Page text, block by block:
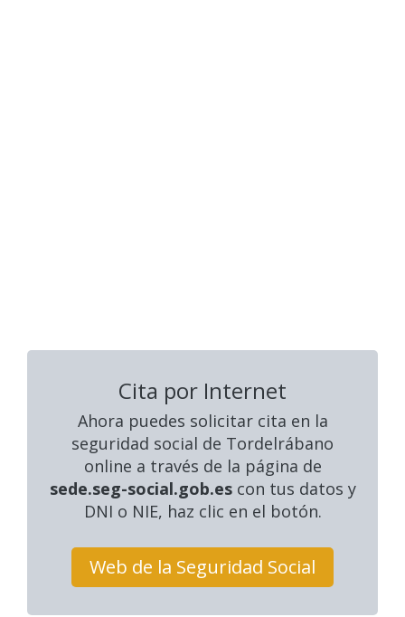
Cita por Internet
Ahora puedes solicitar cita en la
seguridad social de Tordelrábano
online a través de la página de
sede.seg-social.gob.escon tus datos y
DNI o NIE, haz clic en el botón.
Web de la Seguridad Social